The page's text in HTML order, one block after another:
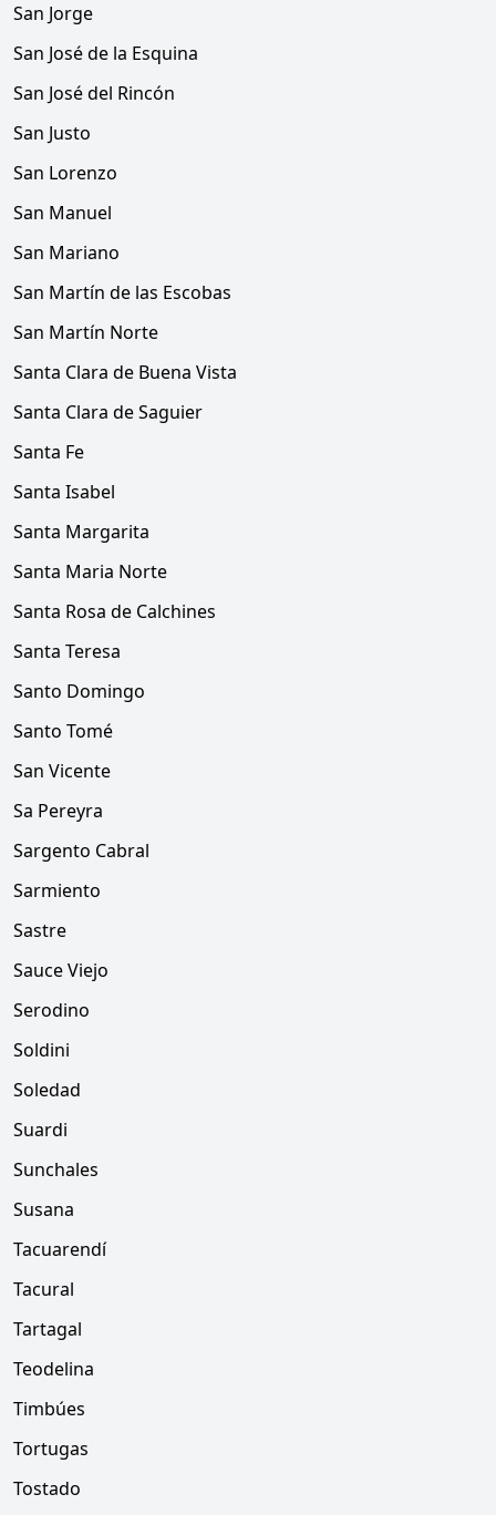
San Jorge
San José de la Esquina
San José del Rincón
San Justo
San Lorenzo
San Manuel
San Mariano
San Martín de las Escobas
San Martín Norte
Santa Clara de Buena Vista
Santa Clara de Saguier
Santa Fe
Santa Isabel
Santa Margarita
Santa Maria Norte
Santa Rosa de Calchines
Santa Teresa
Santo Domingo
Santo Tomé
San Vicente
Sa Pereyra
Sargento Cabral
Sarmiento
Sastre
Sauce Viejo
Serodino
Soldini
Soledad
Suardi
Sunchales
Susana
Tacuarendí
Tacural
Tartagal
Teodelina
Timbúes
Tortugas
Tostado